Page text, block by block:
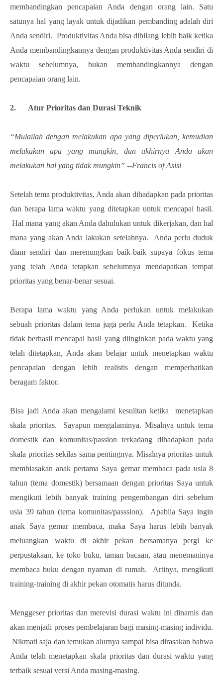
membandingkan pencapaian Anda dengan orang lain. Satu
satunya hal yang layak untuk dijadikan pembanding adalah diri
Anda sendiri. Produktivitas Anda bisa dibilang lebih baik ketika
Anda membandingkannya dengan produktivitas Anda sendiri di
waktu sebelumnya, bukan membandingkannya dengan
pencapaian orang lain.
2. Atur Prioritas dan Durasi Teknik
“Mulailah dengan melakukan apa yang diperlukan, kemudian
melakukan apa yang mungkin, dan akhirnya Anda akan
melakukan hal yang tidak mungkin” --Francis of Asisi
Setelah tema produktivitas, Anda akan dihadapkan pada prioritas
dan berapa lama waktu yang ditetapkan untuk mencapai hasil.
Hal mana yang akan Anda dahulukan untuk dikerjakan, dan hal
mana yang akan Anda lakukan setelahnya. Anda perlu duduk
diam sendiri dan merenungkan baik-baik supaya fokus tema
yang telah Anda tetapkan sebelumnya mendapatkan tempat
prioritas yang benar-benar sesuai.
Berapa lama waktu yang Anda perlukan untuk melakukan
sebuah prioritas dalam tema juga perlu Anda tetapkan. Ketika
tidak berhasil mencapai hasil yang diinginkan pada waktu yang
telah ditetapkan, Anda akan belajar untuk menetapkan waktu
pencapaian dengan lebih realistis dengan memperhatikan
beragam faktor.
Bisa jadi Anda akan mengalami kesulitan ketika menetapkan
skala prioritas. Sayapun mengalaminya. Misalnya untuk tema
domestik dan komunitas/passion terkadang dihadapkan pada
skala prioritas sekilas sama pentingnya. Misalnya prioritas untuk
membiasakan anak pertama Saya gemar membaca pada usia 8
tahun (tema domestik) bersamaan dengan prioritas Saya untuk
mengikuti lebih banyak training pengembangan diri sebelum
usia 39 tahun (tema komunitas/passsion). Apabila Saya ingin
anak Saya gemar membaca, maka Saya harus lebih banyak
meluangkan waktu di akhir pekan bersamanya pergi ke
perpustakaan, ke toko buku, taman bacaan, atau menemaninya
membaca buku dengan nyaman di rumah. Artinya, mengikuti
training-training di akhir pekan otomatis harus ditunda.
Menggeser prioritas dan merevisi durasi waktu ini dinamis dan
akan menjadi proses pembelajaran bagi masing-masing individu.
Nikmati saja dan temukan alurnya sampai bisa dirasakan bahwa
Anda telah menetapkan skala prioritas dan durasi waktu yang
terbaik sesuai versi Anda masing-masing.